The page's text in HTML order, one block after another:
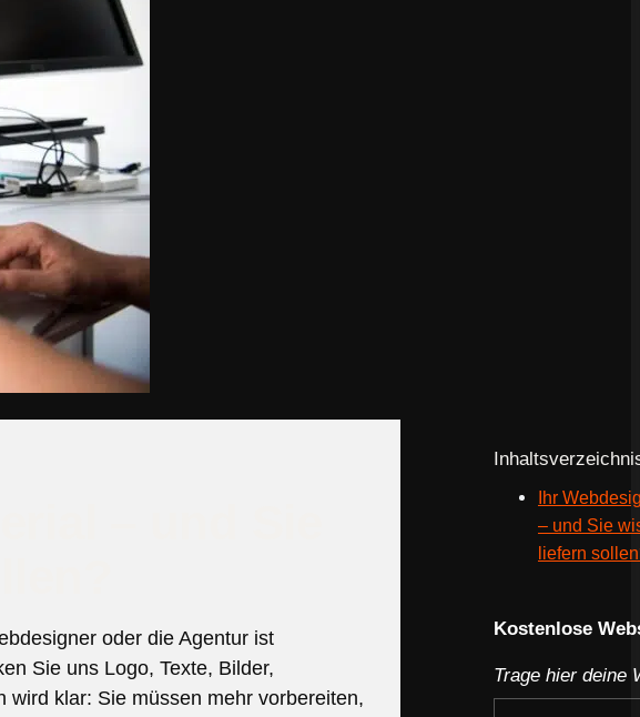
oder die Agentur ist
Sie uns Logo, Texte, Bilder,
wird klar: Sie müssen mehr vorbereiten,
Ihr
– und Sie
liefern
Kostenlose
Trage hier deine